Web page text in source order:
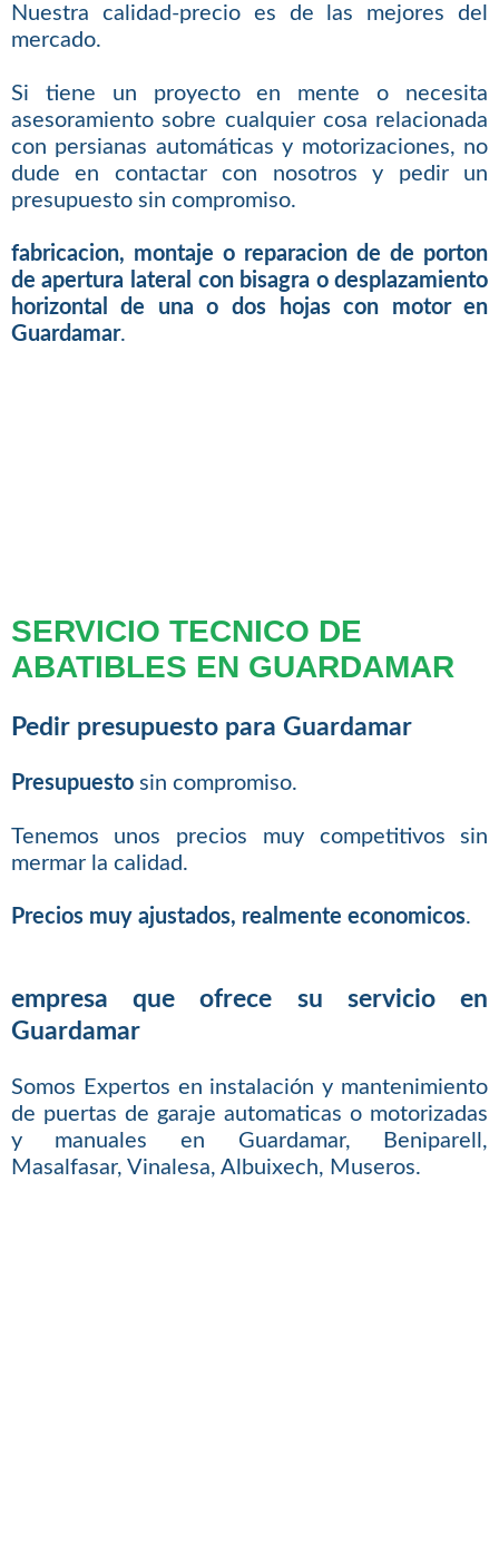
Nuestra calidad-precio es de las mejores del
mercado.
Si tiene un proyecto en mente o necesita
asesoramiento sobre cualquier cosa relacionada
con persianas automáticas y motorizaciones, no
dude en contactar con nosotros y pedir un
presupuesto sin compromiso.
fabricacion, montaje o reparacion de de porton
de apertura lateral con bisagra o desplazamiento
horizontal de una o dos hojas con motor en
Guardamar.
SERVICIO TECNICO DE
ABATIBLES EN GUARDAMAR
Pedir presupuesto para Guardamar
Presupuestosin compromiso.
Tenemos unos precios muy competitivos sin
mermar la calidad.
Precios muy ajustados, realmente economicos.
empresa que ofrece su servicio en
Guardamar
Somos Expertos en instalación y mantenimiento
de puertas de garaje automaticas o motorizadas
y manuales en Guardamar, Beniparell,
Masalfasar, Vinalesa, Albuixech, Museros.